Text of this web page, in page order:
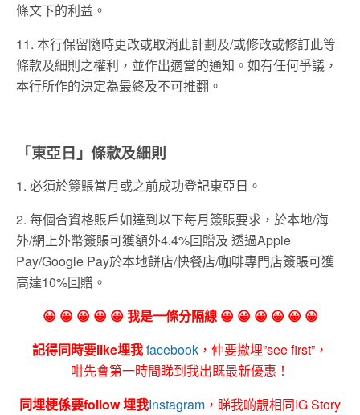
條文下的利益。
11. 本行保留隨時更改或取消此計劃及/或修改或修訂此等
條款及細則之權利，並作出適當的通知。如有任何爭議，
本行所作的決定為最終及不可推翻。
「東亞日」條款及細則
1. 必須於簽賬當月或之前成功登記東亞日。
2. 每個合資格賬戶如達到以下每月簽賬要求，於本地/海
外/網上外幣簽賬可獲額外4.4%回贈及 透過Apple
Pay/Google Pay於本地餅店/快餐店/咖啡專門店簽賬可獲
高達10%回贈。
😀 😀 😀 😀 😀 我是一條分隔線 😀 😀 😀 😀 😀 😀
記得同時要like埋我facebook ，仲要撳埋”see first”，
咁先會第一時間睇到我出既最新優惠！
同埋梗係要follow 埋我Instagram ，睇我啲靚相同IG Story